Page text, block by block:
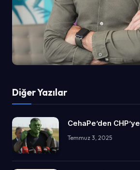
Diğer Yazılar
CehaPe’den CHP’ye
Temmuz 3, 2025